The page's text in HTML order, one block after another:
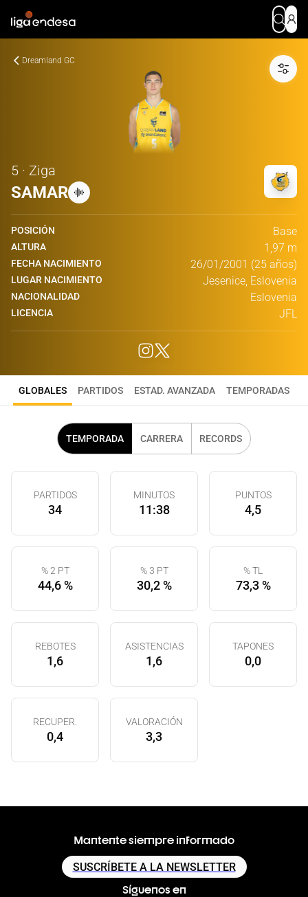
Dreamland GC
5 · Ziga
SAMAR
POSICIÓN Base
ALTURA 1,97 m
FECHA NACIMIENTO 26/01/2001 (25 años)
LUGAR NACIMIENTO Jesenice, Eslovenia
NACIONALIDAD Eslovenia
LICENCIA JFL
GLOBALES PARTIDOS ESTAD. AVANZADA TEMPORADAS
TEMPORADA CARRERA RECORDS
PARTIDOS
34
MINUTOS
11:38
PUNTOS
4,5
% 2 PT
44,6 %
% 3 PT
30,2 %
% TL
73,3 %
REBOTES
1,6
ASISTENCIAS
1,6
TAPONES
0,0
RECUPER.
0,4
VALORACIÓN
3,3
Mantente siempre informado
SUSCRÍBETE A LA NEWSLETTER
Síguenos en